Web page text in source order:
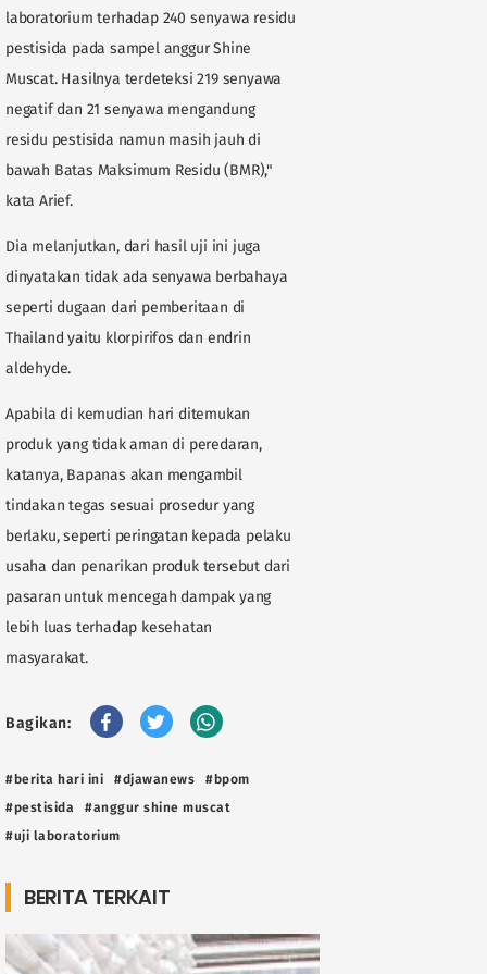
laboratorium terhadap 240 senyawa residu
pestisida pada sampel anggur Shine
Muscat. Hasilnya terdeteksi 219 senyawa
negatif dan 21 senyawa mengandung
residu pestisida namun masih jauh di
bawah Batas Maksimum Residu (BMR),"
kata Arief.
Dia melanjutkan, dari hasil uji ini juga
dinyatakan tidak ada senyawa berbahaya
seperti dugaan dari pemberitaan di
Thailand yaitu klorpirifos dan endrin
aldehyde.
Apabila di kemudian hari ditemukan
produk yang tidak aman di peredaran,
katanya, Bapanas akan mengambil
tindakan tegas sesuai prosedur yang
berlaku, seperti peringatan kepada pelaku
usaha dan penarikan produk tersebut dari
pasaran untuk mencegah dampak yang
lebih luas terhadap kesehatan
masyarakat.
Bagikan:
#berita hari ini #djawanews
#bpom
#pestisida
#anggur shine muscat
#uji laboratorium
BERITA TERKAIT